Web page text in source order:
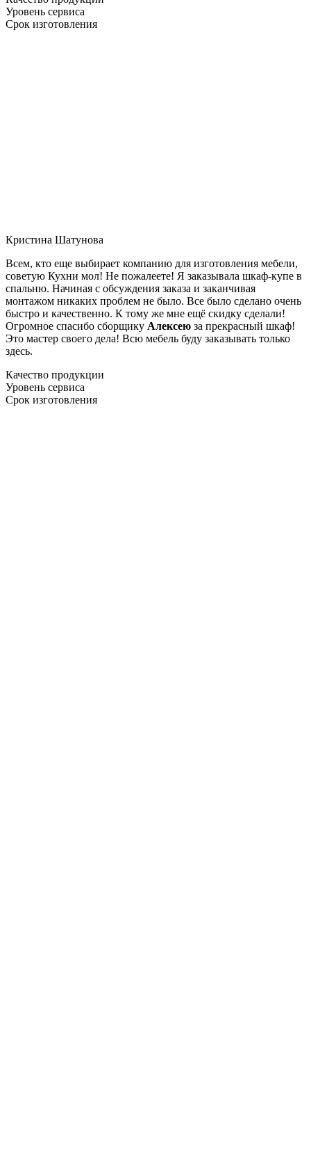
Уровень сервиса
Срок изготовления
Кристина Шатунова
Всем, кто еще выбирает компанию для изготовления мебели,
советую Кухни мол! Не пожалеете! Я заказывала шкаф-купе в
спальню. Начиная с обсуждения заказа и заканчивая
монтажом никаких проблем не было. Все было сделано очень
быстро и качественно. К тому же мне ещё скидку сделали!
Огромное спасибо сборщику Алексею за прекрасный шкаф!
Это мастер своего дела! Всю мебель буду заказывать только
здесь.
Качество продукции
Уровень сервиса
Срок изготовления